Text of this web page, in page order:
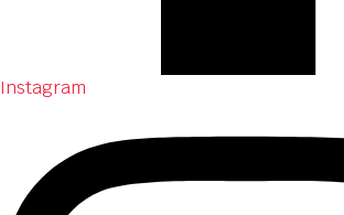
Instagram